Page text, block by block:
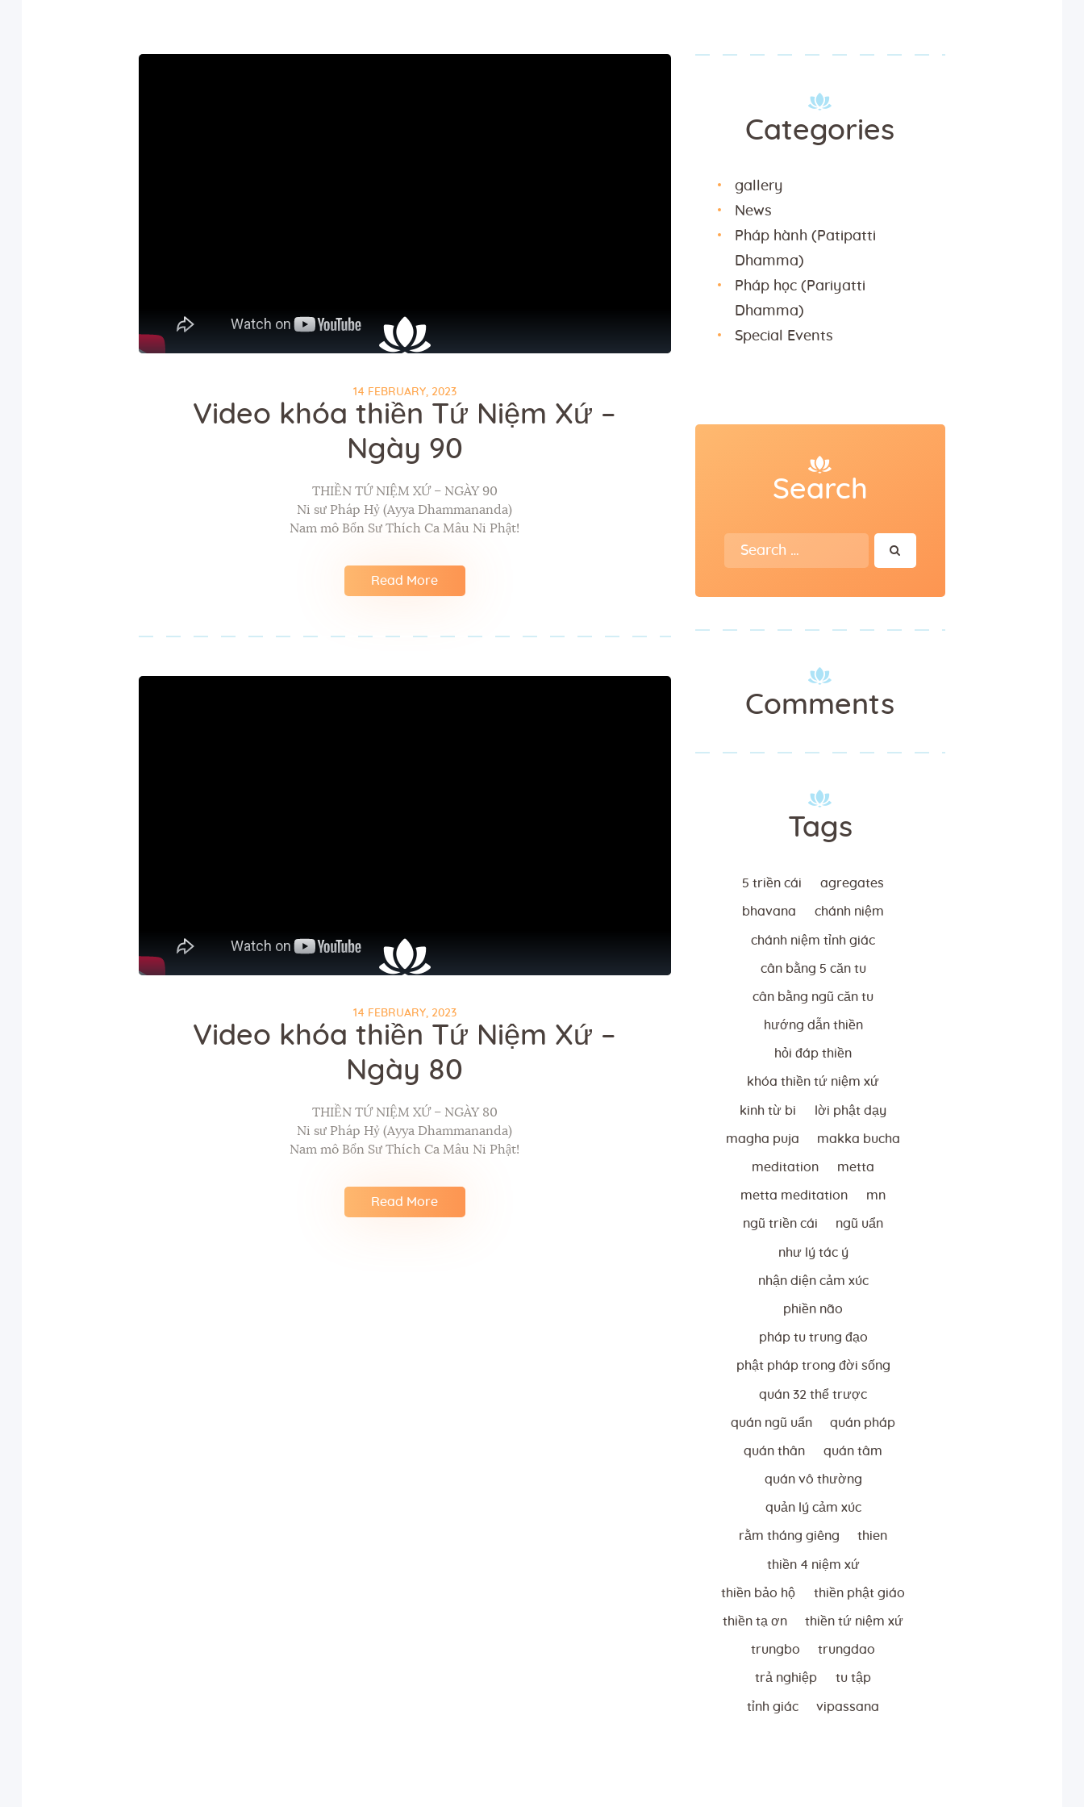
14 FEBRUARY, 2023
Video khóa thiền Tứ Niệm Xứ –
Ngày 90
THIỀN TỨ NIỆM XỨ – NGÀY 90
Ni sư Pháp Hỷ (Ayya Dhammananda)
Nam mô Bổn Sư Thích Ca Mâu Ni Phật!
Read More
14 FEBRUARY, 2023
Video khóa thiền Tứ Niệm Xứ –
Ngày 80
THIỀN TỨ NIỆM XỨ – NGÀY 80
Ni sư Pháp Hỷ (Ayya Dhammananda)
Nam mô Bổn Sư Thích Ca Mâu Ni Phật!
Read More
Categories
gallery
News
Pháp hành (Patipatti
Dhamma)
Pháp học (Pariyatti
Dhamma)
Special Events
Search
Search
for:
Comments
Tags
5 triền cái agregates
bhavana chánh niệm
chánh niệm tỉnh giác
cân bằng 5 căn tu
cân bằng ngũ căn tu
hướng dẫn thiền
hỏi đáp thiền
khóa thiền tứ niệm xứ
kinh từ bi lời phật dạy
magha puja makka bucha
meditation metta
metta meditation mn
ngũ triền cái ngũ uẩn
như lý tác ý
nhận diện cảm xúc
phiền não
pháp tu trung đạo
phật pháp trong đời sống
quán 32 thể trược
quán ngũ uẩn quán pháp
quán thân quán tâm
quán vô thường
quản lý cảm xúc
rằm tháng giêng thien
thiền 4 niệm xứ
thiền bảo hộ thiền phật giáo
thiền tạ ơn thiền tứ niệm xứ
trungbo trungdao
trả nghiệp tu tập
tỉnh giác vipassana